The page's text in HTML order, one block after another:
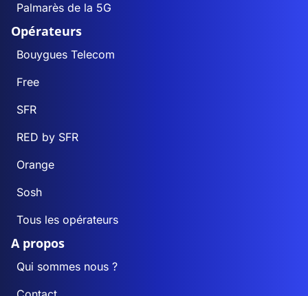
Palmarès de la 5G
Opérateurs
Bouygues Telecom
Free
SFR
RED by SFR
Orange
Sosh
Tous les opérateurs
A propos
Qui sommes nous ?